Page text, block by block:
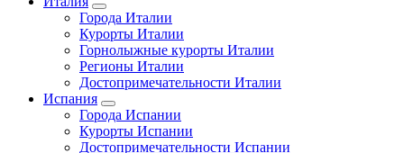
Города Италии
Курорты Италии
Горнолыжные курорты Италии
Регионы Италии
Достопримечательности Италии
Испания
Города Испании
Курорты Испании
Достопримечательности Испании